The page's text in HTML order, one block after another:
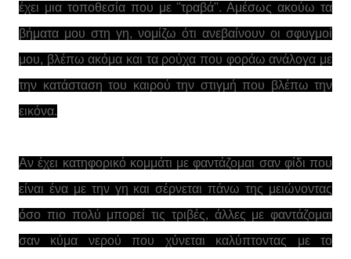
έχει μια τοποθεσία που με ''τραβά''. Αμέσως ακούω τα
βήματα μου στη γη, νομίζω ότι ανεβαίνουν οι σφυγμοί
μου, βλέπω ακόμα και τα ρούχα που φοράω ανάλογα με
την κατάσταση του καιρού την στιγμή που βλέπω την
εικόνα.
Αν έχει κατηφορικό κομμάτι με φαντάζομαι σαν φίδι που
είναι ένα με την γη και σέρνεται πάνω της μειώνοντας
όσο πιο πολύ μπορεί τις τριβές, άλλες με φαντάζομαι
σαν κύμα νερού που χύνεται καλύπτοντας με το